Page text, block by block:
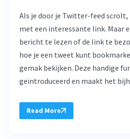
Als je door je Twitter-feed scrolt,
met een interessante link. Maar
bericht te lezen of de link te
hoe je een tweet kunt
gemak bekijken. Deze handige
geïntroduceerd en maakt het
Read More